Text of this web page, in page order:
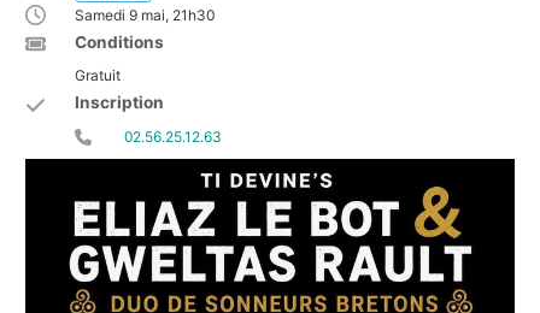
Samedi 9 mai, 21h30
Conditions
Gratuit
Inscription
02.56.25.12.63